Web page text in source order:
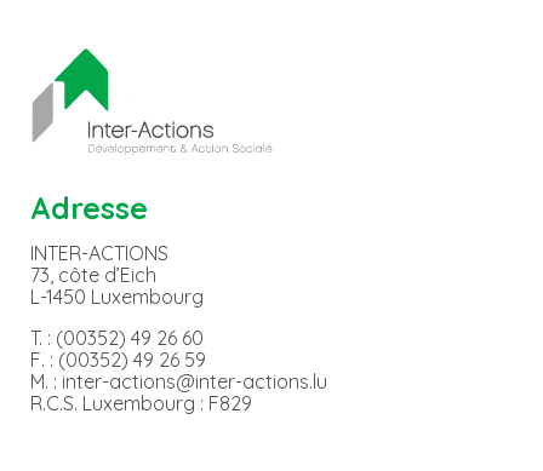
Adresse
INTER-ACTIONS
73, côte d’Eich
L-1450 Luxembourg
T. : (00352) 49 26 60
F. : (00352) 49 26 59
M. : inter-actions@inter-actions.lu
R.C.S. Luxembourg : F829